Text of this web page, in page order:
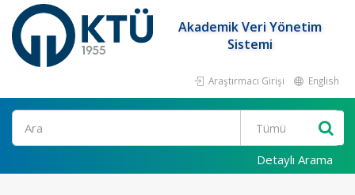
Akademik Veri Yönetim
Sistemi
Araştırmacı Girişi English
Ara
Detaylı Arama